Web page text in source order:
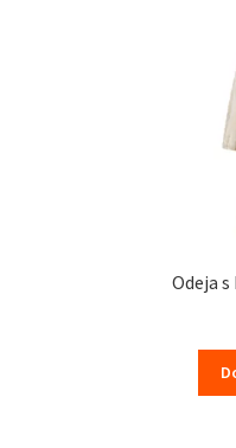
Odeja